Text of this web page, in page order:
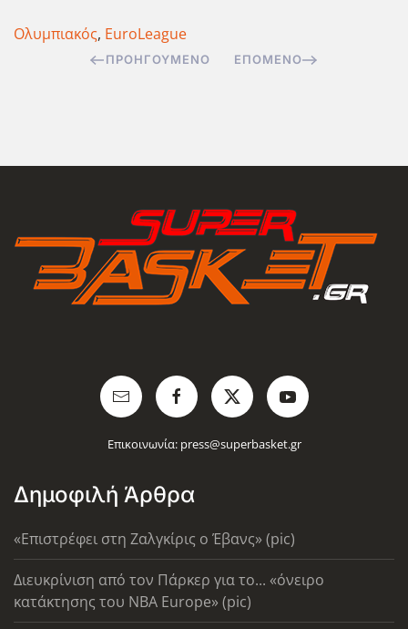
Ολυμπιακός, EuroLeague
ΠΡΟΗΓΟΎΜΕΝΟ ΕΠΌΜΕΝΟ
Επικοινωνία: press@superbasket.gr
Δημοφιλή Άρθρα
«Επιστρέφει στη Ζαλγκίρις ο Έβανς» (pic)
Διευκρίνιση από τον Πάρκερ για το... «όνειρο
κατάκτησης του ΝΒΑ Europe» (pic)